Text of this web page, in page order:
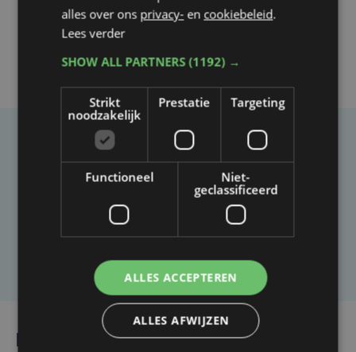
Taalfout opgemerkt?
Heb je een taal- of schrijffout opgemerkt in dit
artikel?
Lees ook
alles over ons privacy- en cookiebeleid.
Lees verder
SHOW ALL PARTNERS(1192) →
Strikt
noodzakelijk
Prestatie Targeting
Functioneel
Niet-
geclassificeerd
ALLES ACCEPTEREN
ALLES AFWIJZEN